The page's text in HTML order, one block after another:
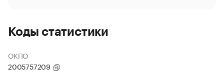
Коды статистики
ОКПО
2005757209